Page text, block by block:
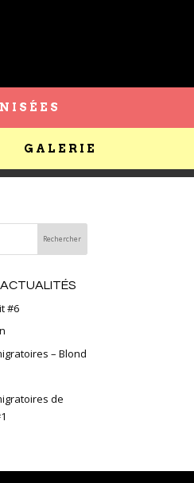
GALERIE
#6
– Blond
de